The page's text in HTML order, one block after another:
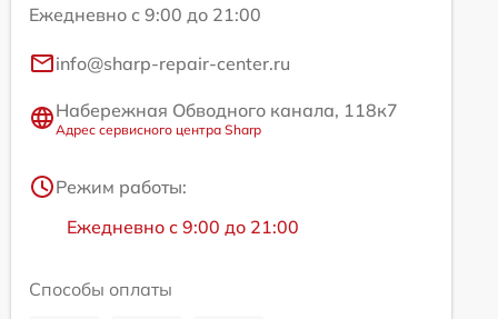
Ежедневно с 9:00 до 21:00
info@sharp-repair-center.ru
Набережная Обводного канала, 118к7
Адрес сервисного центра Sharp
Режим работы:
Ежедневно с 9:00 до 21:00
Способы оплаты